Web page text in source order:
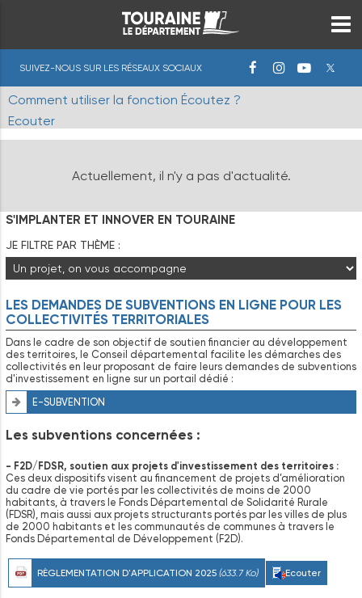
SUIVEZ-NOUS SUR LES RÉSEAUX SOCIAUX
Comment utiliser la fonction Écoutez ?
Ecouter
Actuellement, il n'y a pas d'actualité.
S'IMPLANTER ET INNOVER EN TOURAINE
JE FILTRE PAR THÈME :
LES DEMANDES DE SUBVENTIONS EN LIGNE POUR LES
COLLECTIVITÉS TERRITORIALES
Dans le cadre de son objectif de soutien financier au développement
des territoires, le Conseil départemental facilite les démarches des
collectivités en leur proposant de faire leurs demandes de subventions
d'investissement en ligne sur un portail dédié :
E-SUBVENTION
Les subventions concernées :
- F2D/FDSR, soutien aux projets d'investissement des territoires :
Ces deux dispositifs visent au financement de projets d’amélioration
du cadre de vie portés par les collectivités de moins de 2000
habitants, à travers le Fonds Départemental de Solidarité Rurale
(FDSR), mais aussi aux projets structurants portés par les villes de plus
de 2000 habitants et les communautés de communes à travers le
Fonds Départemental de Développement (F2D).
RÈGLEMENTATION D'APPLICATION 2025 (633.7 Ko) Ecouter